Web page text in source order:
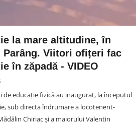
la mare altitudine, în
Parâng. Viitori ofițeri fac
în zăpadă - VIDEO
educație fizică au inaugurat, la începutul
sub directa îndrumare a locotenent-
Chiriac și a maiorului Valentin